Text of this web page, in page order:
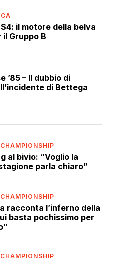
il motore della belva
Gruppo B
’85 – Il dubbio di
di Bettega
al bivio: “Voglio la
parla chiaro”
racconta l’inferno della
basta pochissimo per